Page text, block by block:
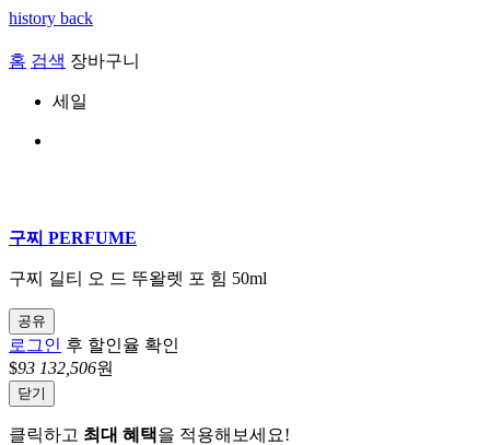
history back
홈 검색 장바구니
세일
구찌 PERFUME
구찌 길티 오 드 뚜왈렛 포 힘 50ml
공유
로그인 후 할인율 확인
$93 132,506원
닫기
클릭하고 최대 혜택을 적용해보세요!